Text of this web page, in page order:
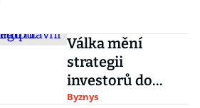
Válka mění
strategii
investorů do
startupů.
Byznys